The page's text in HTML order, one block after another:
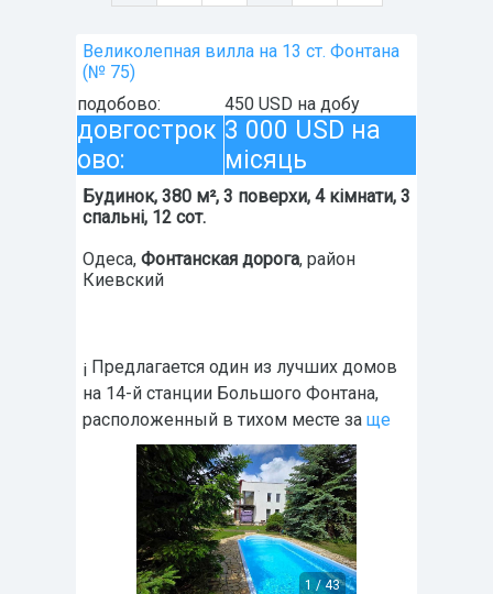
Великолепная вилла на 13 ст. Фонтана
(№ 75)
подобово:
450 USD на добу
довгострок
ово:
3 000 USD на
місяць
Будинок, 380 м², 3 поверхи, 4 кімнати, 3
спальні, 12 сот.
Одеса, Фонтанская дорога, район
Киевский
¡ Предлагается один из лучших домов
на 14-й станции Большого Фонтана,
расположенный в тихом месте за ще
1 /43